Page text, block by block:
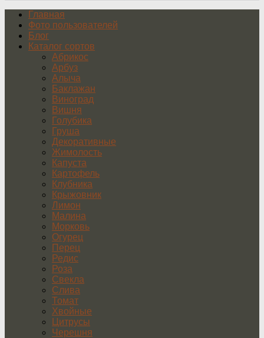
Главная
Фото пользователей
Блог
Каталог сортов
Абрикос
Арбуз
Алыча
Баклажан
Виноград
Вишня
Голубика
Груша
Декоративные
Жимолость
Капуста
Картофель
Клубника
Крыжовник
Лимон
Малина
Морковь
Огурец
Перец
Редис
Роза
Свекла
Слива
Томат
Хвойные
Цитрусы
Черешня